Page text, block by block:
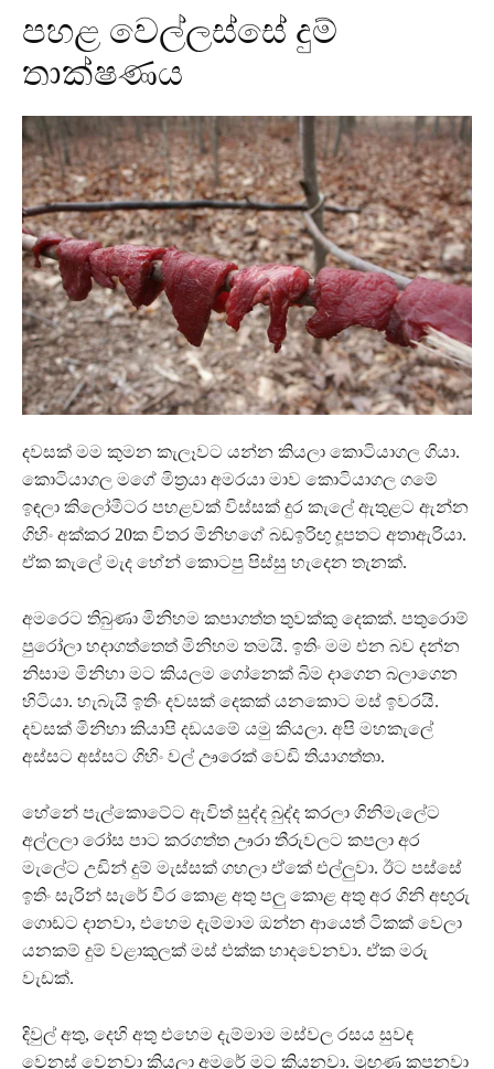
පහළ වෙල්ලස්සේ දුම්
තාක්ෂණය
දවසක් මම කුමන කැලෑවට යන්න කියලා කොටියාගල ගියා.
කොටියාගල මගේ මිත්‍රයා අමරයා මාව කොටියාගල ගමේ
ඉඳලා කිලෝමීටර පහළවක් විස්සක් දුර කැලේ ඇතුළට ඇන්න
ගිහිං අක්කර 20ක විතර මිනිහගේ බඩඉරිඟු දූපතට අතාඇරියා.
ඒක කැලේ මැද හේන් කොටපු පිස්සු හැදෙන තැනක්.
අමරෙට තිබුණා මිනිහම කපාගත්ත තුවක්කු දෙකක්. පතුරොම්
පුරෝලා හදාගත්තෙත් මිනිහම තමයි. ඉතිං මම එන බව දන්න
නිසාම මිනිහා මට කියලම ගෝනෙක් බිම දාගෙන බලාගෙන
හිටියා. හැබැයි ඉතිං දවසක් දෙකක් යනකොට මස් ඉවරයි.
දවසක් මිනිහා කියාපි දඩයමේ යමු කියලා. අපි මහකැලේ
අස්සට අස්සට ගිහිං වල් ඌරෙක් වෙඩි තියාගත්තා.
හේනේ පැල්කොටේට ඇවිත් සුද්ද බුද්ද කරලා ගිනිමැලේට
අල්ලලා රෝස පාට කරගත්ත ඌරා තීරුවලට කපලා අර
මැලේට උඩින් දුම් මැස්සක් ගහලා ඒකේ එල්ලුවා. ඊට පස්සේ
ඉතිං සැරින් සැරේ වීර කොළ අතු පලු කොළ අතු අර ගිනි අඟුරු
ගොඩට දානවා, එහෙම දැම්මාම ඔන්න ආයෙත් ටිකක් වෙලා
යනකම් දුම් වළාකුලක් මස් එක්ක හාදවෙනවා. ඒක මරු
වැඩක්.
දිවුල් අතු, දෙහි අතු එහෙම දැම්මාම මස්වල රසය සුවඳ
වෙනස් වෙනවා කියලා අමරේ මට කියනවා. මුඟුණ කපනවා